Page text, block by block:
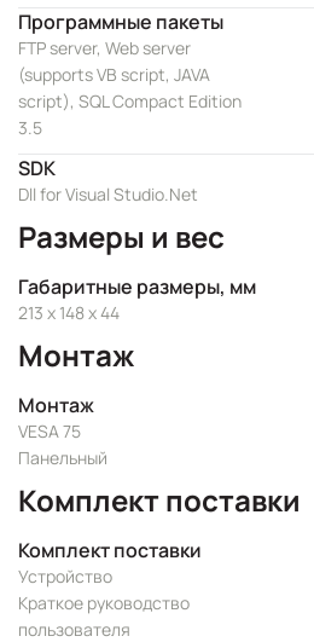
Программные пакеты
FTP server, Web server
(supports VB script, JAVA
script), SQL Compact Edition
3.5
SDK
Dll for Visual Studio.Net
Размеры и вес
Габаритные размеры, мм
213 x 148 x 44
Монтаж
Монтаж
VESA 75
Панельный
Комплект поставки
Комплект поставки
Устройство
Краткое руководство
пользователя